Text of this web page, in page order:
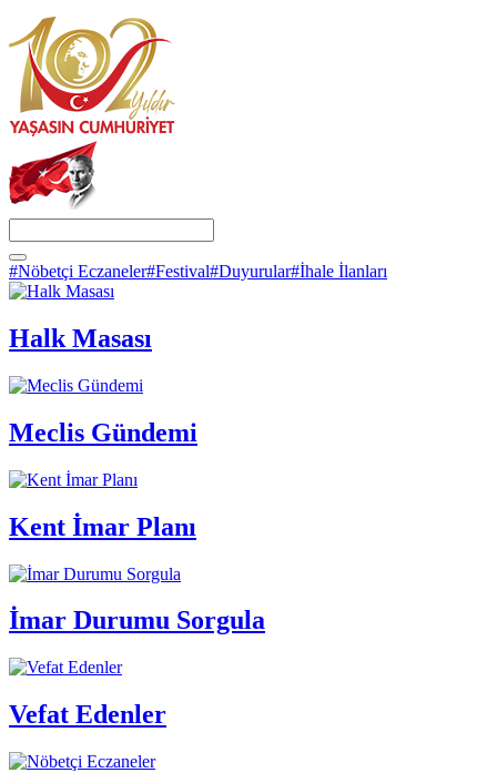
#Nöbetçi Eczaneler#Festival#Duyurular#İhale İlanları
Halk Masası
Meclis Gündemi
Kent İmar Planı
İmar Durumu Sorgula
Vefat Edenler